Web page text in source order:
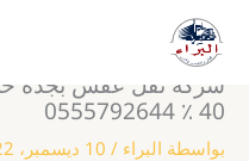
تخطي
المحتوى
شركة نقل عفش بجدة
40 ٪ 0555792644
بواسطة البراء / 10 ديسمبر، 2022